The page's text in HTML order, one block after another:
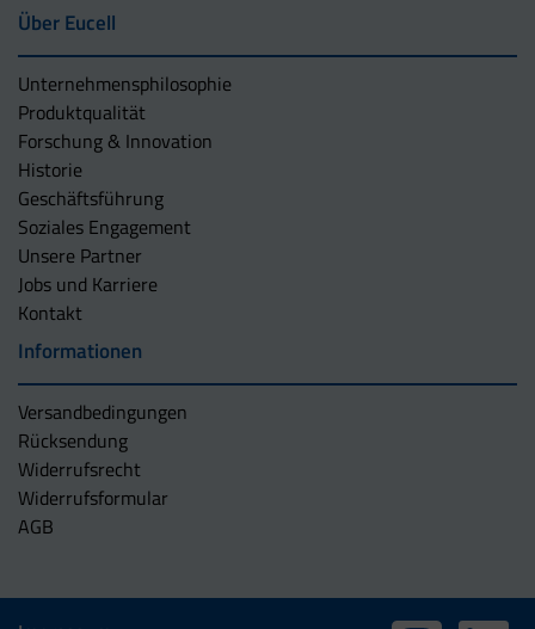
Über Eucell
Unternehmens­philosophie
Produktqualität
Forschung & Innovation
Historie
Geschäftsführung
Soziales Engagement
Unsere Partner
Jobs und Karriere
Kontakt
Informationen
Versandbedingungen
Rücksendung
Widerrufsrecht
Widerrufsformular
AGB